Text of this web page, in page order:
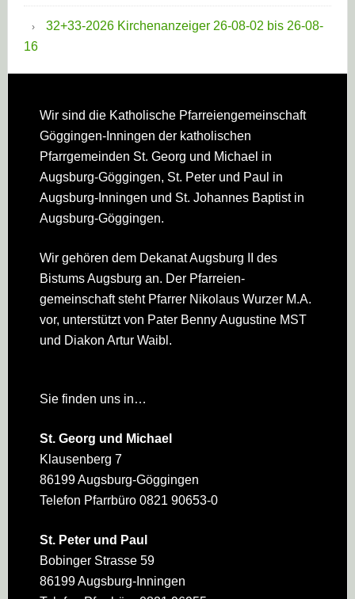
32+33-2026 Kirchenanzeiger 26-08-02 bis 26-08-
16
Footer
Wir sind die Katholische Pfarreien­gemeinschaft
Göggingen-Inningen der katholischen
Pfarrgemeinden St. Georg und Michael in
Augsburg-Göggingen, St. Peter und Paul in
Augsburg-Inningen und St. Johannes Baptist in
Augsburg-Göggingen.
Wir gehören dem Dekanat Augsburg II des
Bistums Augsburg an. Der Pfarreien­
gemeinschaft steht Pfarrer Nikolaus Wurzer M.A.
vor, unterstützt von Pater Benny Augustine MST
und Diakon Artur Waibl.
Sie finden uns in…
St. Georg und Michael
Klausenberg 7
86199 Augsburg-Göggingen
Telefon Pfarrbüro 0821 90653-0
St. Peter und Paul
Bobinger Strasse 59
86199 Augsburg-Inningen